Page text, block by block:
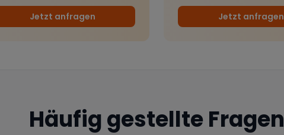
Jetzt anfragen Jetzt anfragen
Häufig gestellte Fragen